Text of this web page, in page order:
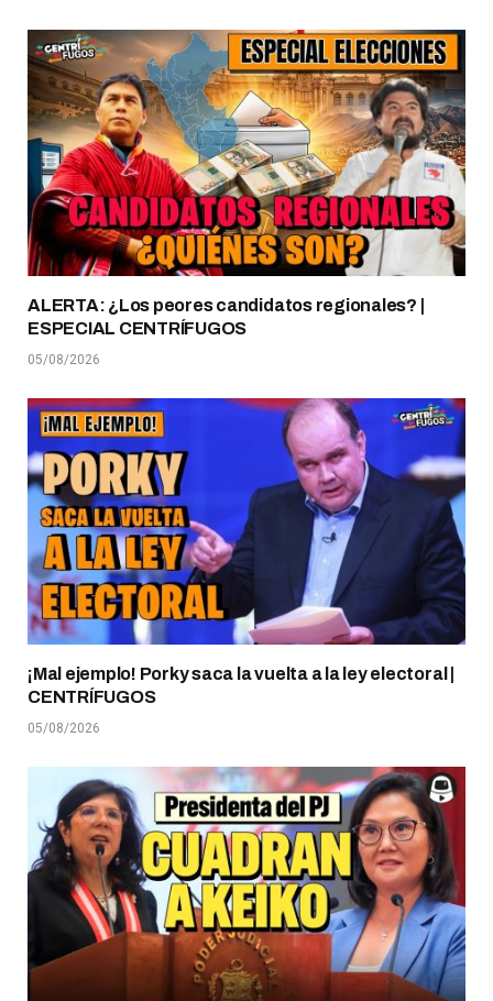
ALERTA: ¿Los peores candidatos regionales? |
ESPECIAL CENTRÍFUGOS
05/08/2026
¡Mal ejemplo! Porky saca la vuelta a la ley electoral |
CENTRÍFUGOS
05/08/2026